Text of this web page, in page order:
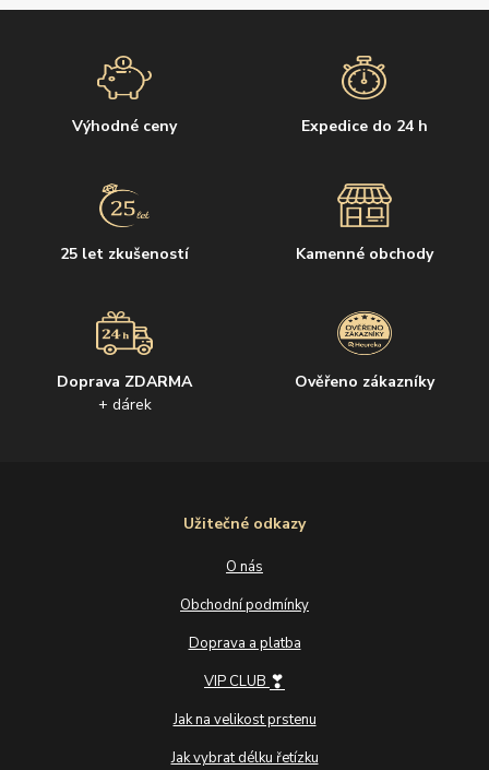
Výhodné ceny Expedice do 24 h
25 let zkušeností Kamenné obchody
Doprava ZDARMA
+ dárek
Ověřeno zákazníky
Užitečné odkazy
O nás
Obchodní podmínky
Doprava a platba
VIP CLUB ❣
Jak na velikost prstenu
Jak vybrat délku řetízku